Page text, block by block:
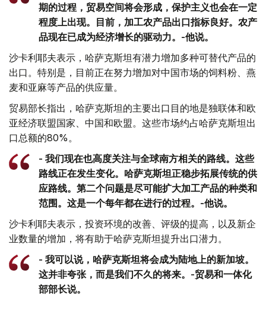
期的过程，贸易空间将会形成，保护主义也会在一定
程度上出现。目前，加工农产品出口指标良好。农产
品现在已成为经济增长的驱动力。-他说。
沙卡利耶夫表示，哈萨克斯坦有潜力增加多种可替代产品的
出口。特别是，目前正在努力增加对中国市场的饲料粉、燕
麦和亚麻等产品的供应量。
贸易部长指出，哈萨克斯坦的主要出口目的地是独联体和欧
亚经济联盟国家、中国和欧盟。这些市场约占哈萨克斯坦出
口总额的80%。
- 我们现在也高度关注与全球南方相关的路线。这些
路线正在发生变化。哈萨克斯坦正稳步拓展传统的供
应路线。第二个问题是尽可能扩大加工产品的种类和
范围。这是一个每年都在进行的过程。-他说。
沙卡利耶夫表示，投资环境的改善、评级的提高，以及新企
业数量的增加，将有助于哈萨克斯坦提升出口潜力。
- 我可以说，哈萨克斯坦将会成为陆地上的新加坡。
这并非夸张，而是我们不久的将来。-贸易和一体化
部部长说。